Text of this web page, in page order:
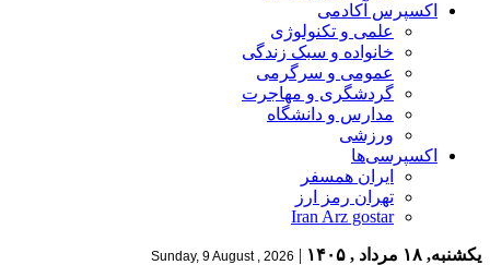
اکسپرس آکادمی
علمی و تکنولوژی
خانواده و سبک زندگی
عمومی و سرگرمی
گردشگری و مهاجرت
مدارس و دانشگاه
ورزشی
اکسپرسی‌ها
ایران همسفر
تهران رمز ارز
Iran Arz gostar
یکشنبه, ۱۸ مرداد , ۱۴۰۵ |
Sunday, 9 August , 2026